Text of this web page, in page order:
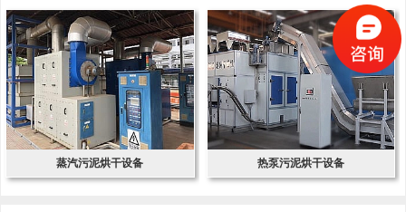
蒸汽污泥烘干设备 热泵污泥烘干设备